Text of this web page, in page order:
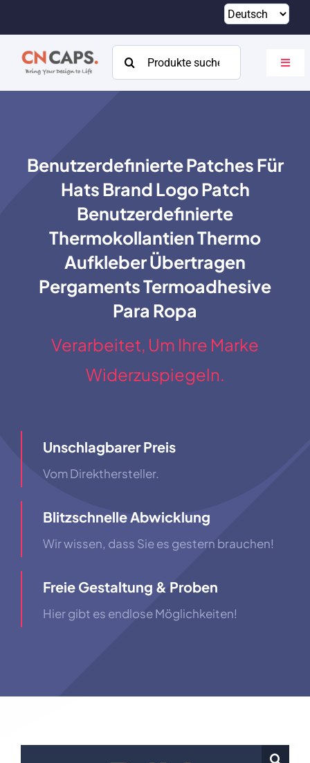
springen
Suchen
nach:
Katalog
Ressourcen
Benutzerdefinierte Patches Für
Hats Brand Logo Patch
Benutzerdefinierte
Thermokollantien Thermo
Aufkleber Übertragen
Pergaments Termoadhesive
Para Ropa
Verarbeitet, Um Ihre Marke
Widerzuspiegeln.
Unschlagbarer Preis
Vom Direkthersteller.
Blitzschnelle Abwicklung
Wir wissen, dass Sie es gestern brauchen!
Freie Gestaltung & Proben
Hier gibt es endlose Möglichkeiten!